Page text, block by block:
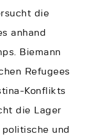
die
anhand
Biemann
Refugees
Konflikts
die Lager
und